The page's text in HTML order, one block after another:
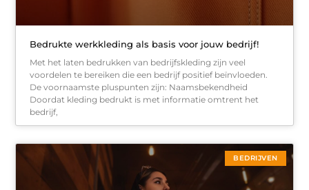
Bedrukte werkkleding als basis voor jouw bedrijf!
Met het laten bedrukken van bedrijfskleding zijn veel
voordelen te bereiken die een bedrijf positief beïnvloeden.
De voornaamste pluspunten zijn: Naamsbekendheid
Doordat kleding bedrukt is met informatie omtrent het
bedrijf,
BEDRIJVEN